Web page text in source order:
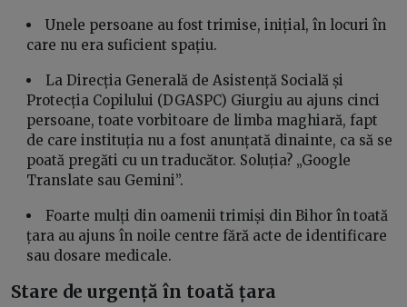
Unele persoane au fost trimise, inițial, în locuri în
care nu era suficient spațiu.
La Direcția Generală de Asistență Socială și
Protecția Copilului (DGASPC) Giurgiu au ajuns cinci
persoane, toate vorbitoare de limba maghiară, fapt
de care instituția nu a fost anunțată dinainte, ca să se
poată pregăti cu un traducător. Soluția? „Google
Translate sau Gemini”.
Foarte mulți din oamenii trimiși din Bihor în toată
țara au ajuns în noile centre fără acte de identificare
sau dosare medicale.
Stare de urgență în toată țara